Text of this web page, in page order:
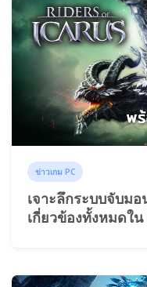
ข่าวเกม PC
เจาะลึกระบบจับม
เกี่ยวข้องทั้งหมดใ